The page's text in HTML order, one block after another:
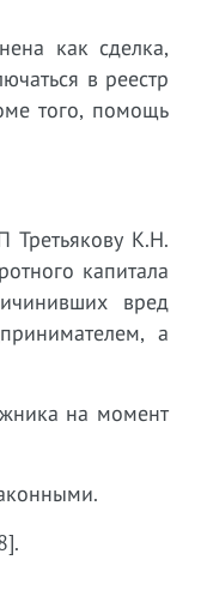
как сделка,
в реестр
того, помощь
К.Н.
капитала
вред
а
на момент